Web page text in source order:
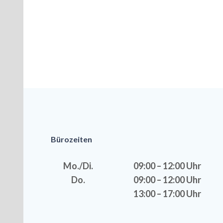
Bürozeiten
Mo./Di.
09:00 – 12:00 Uhr
Do.
09:00 – 12:00 Uhr
13:00 – 17:00 Uhr